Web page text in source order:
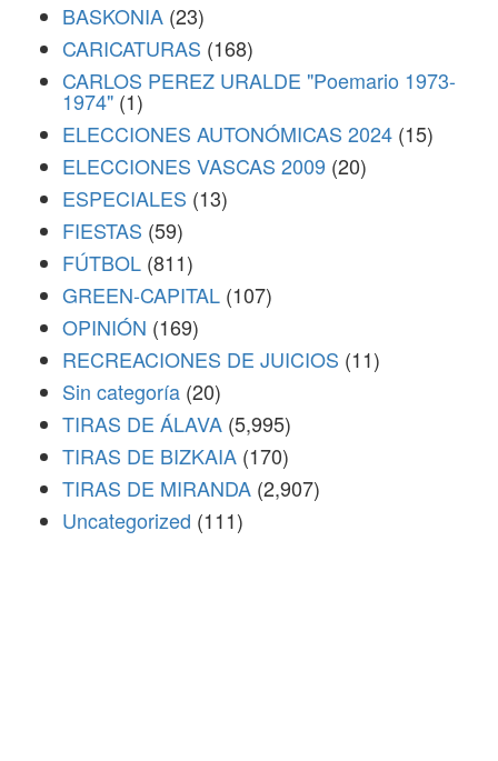
BASKONIA (23)
CARICATURAS (168)
CARLOS PEREZ URALDE "Poemario 1973-
1974" (1)
ELECCIONES AUTONÓMICAS 2024 (15)
ELECCIONES VASCAS 2009 (20)
ESPECIALES (13)
FIESTAS (59)
FÚTBOL (811)
GREEN-CAPITAL (107)
OPINIÓN (169)
RECREACIONES DE JUICIOS (11)
Sin categoría (20)
TIRAS DE ÁLAVA (5,995)
TIRAS DE BIZKAIA (170)
TIRAS DE MIRANDA (2,907)
Uncategorized (111)